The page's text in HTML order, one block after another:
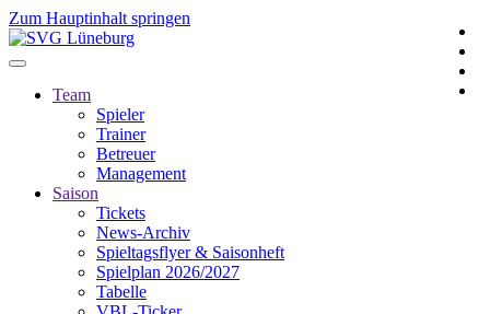
Zum Hauptinhalt springen
Team
Spieler
Trainer
Betreuer
Management
Saison
Tickets
News-Archiv
Spieltagsflyer & Saisonheft
Spielplan 2026/2027
Tabelle